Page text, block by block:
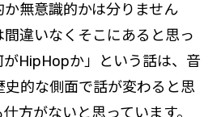
無意識的かは分りません
違いなくそこにあると思っ
がHipHopか」という話は、音
的な側面で話が変わると思
方がないと思っています。